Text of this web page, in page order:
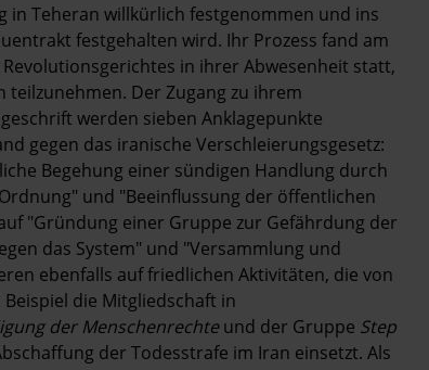
in Teheran willkürlich festgenommen und ins
festgehalten wird. Ihr Prozess fand am
in ihrer Abwesenheit statt,
Der Zugang zu ihrem
werden sieben Anklagepunkte
gegen das iranische Verschleierungsgesetz:
Begehung einer sündigen Handlung durch
und "Beeinflussung der öffentlichen
"Gründung einer Gruppe zur Gefährdung der
das System" und "Versammlung und
ebenfalls auf friedlichen Aktivitäten, die von
die Mitgliedschaft in
der Menschenrechteund der Gruppe Step
der Todesstrafe im Iran einsetzt. Als